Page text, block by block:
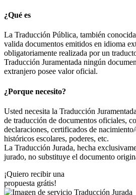
¿Qué es
La Traducción Pública, también
valida documentos emitidos en idioma
obligatoriamente realizada por un
Traducción Juramentada ningún
extranjero posee valor oficial.
¿Porque necesito?
Usted necesita la Traducción
de traducción de documentos oficiales,
declaraciones, certificados de
históricos escolares, poderes, etc.
La Traducción Jurada, hecha
jurado, no substituye el documento
¡Quiero recibir una
propuesta grátis!